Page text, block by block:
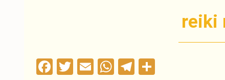
reiki
Facebook
Twitter
EmailWhatsApp
Telegram